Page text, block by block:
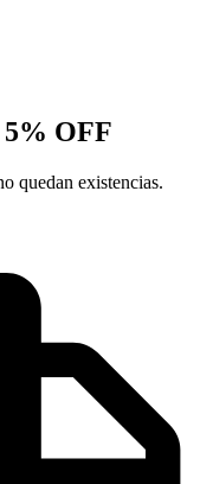
5% OFF
quedan existencias.